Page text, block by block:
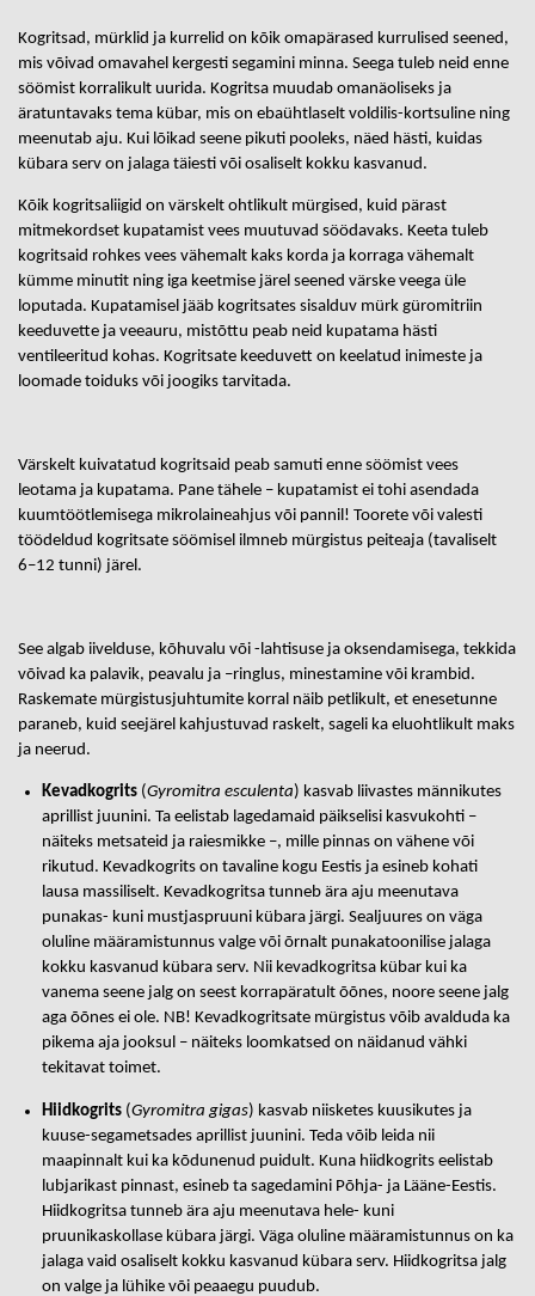
Kogritsad, mürklid ja kurrelid on kõik omapärased kurrulised seened,
mis võivad omavahel kergesti segamini minna. Seega tuleb neid enne
söömist korralikult uurida. Kogritsa muudab omanäoliseks ja
äratuntavaks tema kübar, mis on ebaühtlaselt voldilis-kortsuline ning
meenutab aju. Kui lõikad seene pikuti pooleks, näed hästi, kuidas
kübara serv on jalaga täiesti või osaliselt kokku kasvanud.
Kõik kogritsaliigid on värskelt ohtlikult mürgised, kuid pärast
mitmekordset kupatamist vees muutuvad söödavaks. Keeta tuleb
kogritsaid rohkes vees vähemalt kaks korda ja korraga vähemalt
kümme minutit ning iga keetmise järel seened värske veega üle
loputada. Kupatamisel jääb kogritsates sisalduv mürk güromitriin
keeduvette ja veeauru, mistõttu peab neid kupatama hästi
ventileeritud kohas. Kogritsate keeduvett on keelatud inimeste ja
loomade toiduks või joogiks tarvitada.
Värskelt kuivatatud kogritsaid peab samuti enne söömist vees
leotama ja kupatama. Pane tähele – kupatamist ei tohi asendada
kuumtöötlemisega mikrolaineahjus või pannil! Toorete või valesti
töödeldud kogritsate söömisel ilmneb mürgistus peiteaja (tavaliselt
6–12 tunni) järel.
See algab iivelduse, kõhuvalu või -lahtisuse ja oksendamisega, tekkida
võivad ka palavik, peavalu ja –ringlus, minestamine või krambid.
Raskemate mürgistusjuhtumite korral näib petlikult, et enesetunne
paraneb, kuid seejärel kahjustuvad raskelt, sageli ka eluohtlikult maks
ja neerud.
Kevadkogrits (Gyromitra esculenta) kasvab liivastes männikutes
aprillist juunini. Ta eelistab lagedamaid päikselisi kasvukohti –
näiteks metsateid ja raiesmikke –, mille pinnas on vähene või
rikutud. Kevadkogrits on tavaline kogu Eestis ja esineb kohati
lausa massiliselt. Kevadkogritsa tunneb ära aju meenutava
punakas- kuni mustjaspruuni kübara järgi. Sealjuures on väga
oluline määramistunnus valge või õrnalt punakatoonilise jalaga
kokku kasvanud kübara serv. Nii kevadkogritsa kübar kui ka
vanema seene jalg on seest korrapäratult õõnes, noore seene jalg
aga õõnes ei ole. NB! Kevadkogritsate mürgistus võib avalduda ka
pikema aja jooksul – näiteks loomkatsed on näidanud vähki
tekitavat toimet.
Hiidkogrits (Gyromitra gigas) kasvab niisketes kuusikutes ja
kuuse-segametsades aprillist juunini. Teda võib leida nii
maapinnalt kui ka kõdunenud puidult. Kuna hiidkogrits eelistab
lubjarikast pinnast, esineb ta sagedamini Põhja- ja Lääne-Eestis.
Hiidkogritsa tunneb ära aju meenutava hele- kuni
pruunikaskollase kübara järgi. Väga oluline määramistunnus on ka
jalaga vaid osaliselt kokku kasvanud kübara serv. Hiidkogritsa jalg
on valge ja lühike või peaaegu puudub.